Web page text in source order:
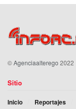
©Agenciaalterego 2022
Sitio
Inicio Reportajes